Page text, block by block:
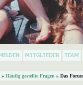
» Häufig gestellte Fragen » Das